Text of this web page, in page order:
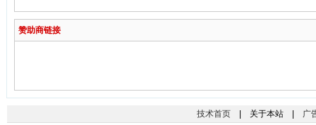
赞助商链接
技术首页| 关于本站 | 广